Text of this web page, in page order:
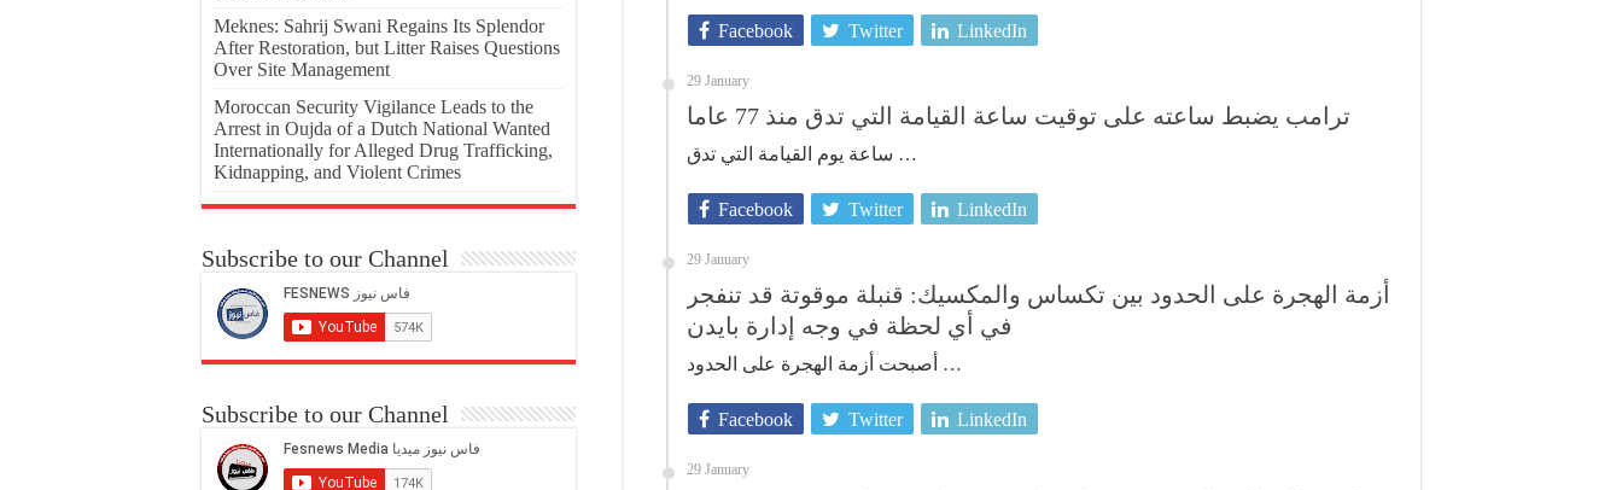
Facebook Twitter LinkedIn
29 January
ترامب يضبط ساعته على توقيت ساعة القيامة التي تدق منذ 77 عاما
ساعة يوم القيامة التي تدق …
Facebook Twitter LinkedIn
29 January
أزمة الهجرة على الحدود بين تكساس والمكسيك: قنبلة موقوتة قد تنفجر
في أي لحظة في وجه إدارة بايدن
أصبحت أزمة الهجرة على الحدود …
Facebook Twitter LinkedIn
29 January
Meknes: Sahrij Swani Regains Its Splendor
After Restoration, but Litter Raises Questions
Over Site Management
Moroccan Security Vigilance Leads to the
Arrest in Oujda of a Dutch National Wanted
Internationally for Alleged Drug Trafficking,
Kidnapping, and Violent Crimes
Subscribe to our Channel
Subscribe to our Channel